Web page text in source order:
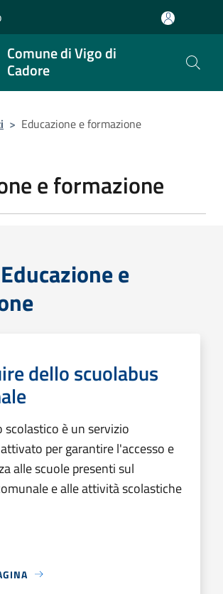
Comune di Vigo di
Cadore
> Educazione e formazione
e formazione
e
dello scuolabus
scolastico è un servizio
per garantire l'accesso e
alle scuole presenti sul
e alle attività scolastiche